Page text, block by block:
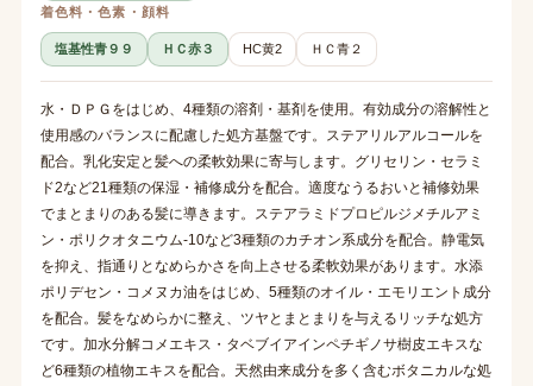
着色料・色素・顔料
塩基性青９９ ＨＣ赤３ HC黄2 ＨＣ青２
水・ＤＰＧをはじめ、4種類の溶剤・基剤を使用。有効成分の溶解性と
使用感のバランスに配慮した処方基盤です。ステアリルアルコールを
配合。乳化安定と髪への柔軟効果に寄与します。グリセリン・セラミ
ド2など21種類の保湿・補修成分を配合。適度なうるおいと補修効果
でまとまりのある髪に導きます。ステアラミドプロピルジメチルアミ
ン・ポリクオタニウム-10など3種類のカチオン系成分を配合。静電気
を抑え、指通りとなめらかさを向上させる柔軟効果があります。水添
ポリデセン・コメヌカ油をはじめ、5種類のオイル・エモリエント成分
を配合。髪をなめらかに整え、ツヤとまとまりを与えるリッチな処方
です。加水分解コメエキス・タベブイアインペチギノサ樹皮エキスな
ど6種類の植物エキスを配合。天然由来成分を多く含むボタニカルな処